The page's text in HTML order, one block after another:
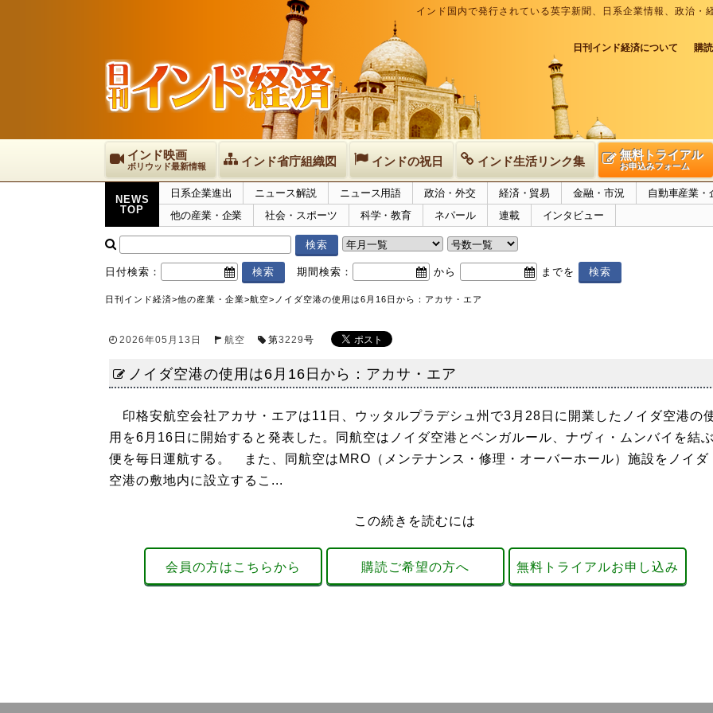
インド国内で発行されている英字新聞、日系企業情報、政治
日刊インド経済について 購
インド映画
ボリウッド最新情報 インド省庁組織図 インドの祝日 インド生活リンク集 無料トライアル
お申込みフォーム
NEWS
TOP
日系企業進出 ニュース解説 ニュース用語 政治・外交 経済・貿易 金融・市況
自動車産業・
他の産業・企業
社会・スポーツ 科学・教育 ネパール 連載 インタビュー
日付検索： 期間検索： から までを
日刊インド経済>他の産業・企業>航空> ノイダ空港の使用は6月16日から：アカサ・エア
2026年05月13日 航空 第3229号
ノイダ空港の使用は6月16日から：アカサ・エア
印格安航空会社アカサ・エアは11日、ウッタルプラデシュ州で3月28日に開業したノイダ空港の
用を6月16日に開始すると発表した。同航空はノイダ空港とベンガルール、ナヴィ・ムンバイを結ぶ
便を毎日運航する。 また、同航空はMRO（メンテナンス・修理・オーバーホール）施設をノイダ
空港の敷地内に設立するこ...
この続きを読むには
会員の方はこちらから 購読ご希望の方へ 無料トライアルお申し込み